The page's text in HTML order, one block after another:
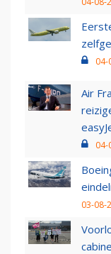
04-
Air
04-
03-08-